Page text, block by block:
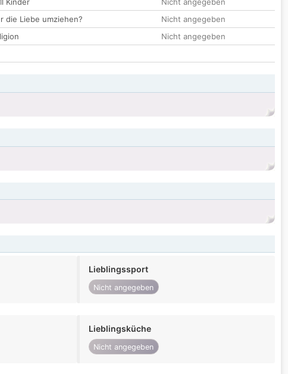
die Liebe umziehen?
Nicht angegeben
Nicht angegeben
Lieblingssport
Nicht angegeben
Lieblingsküche
Nicht angegeben